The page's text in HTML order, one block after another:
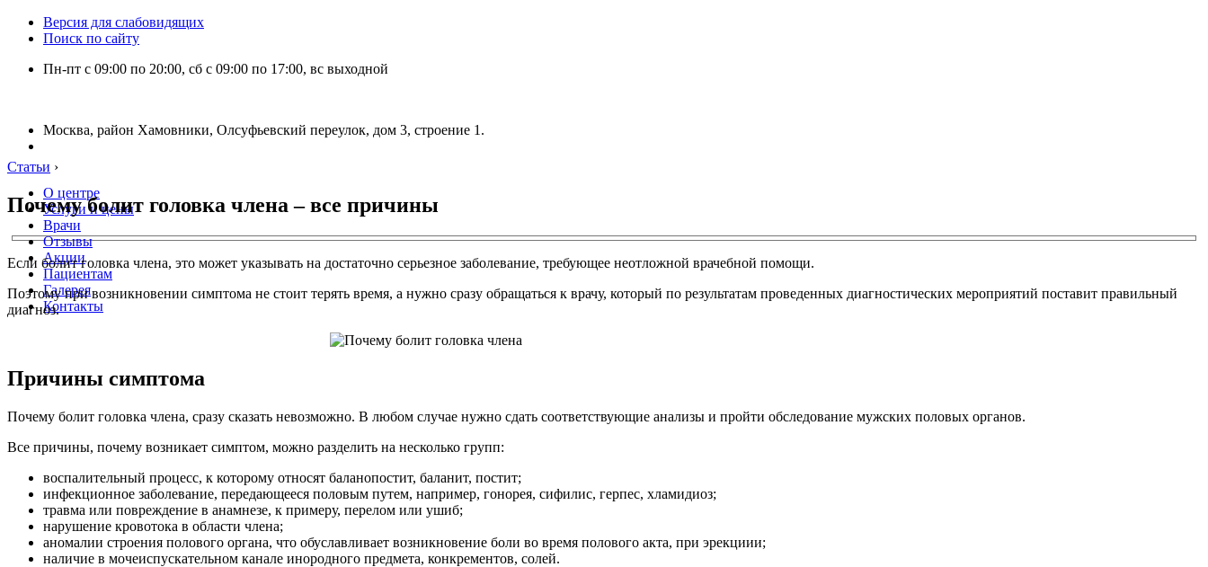
Версия для слабовидящих
Поиск по сайту
Пн-пт с 09:00 по 20:00, сб с 09:00 по 17:00, вс выходной
Москва, район Хамовники, Олсуфьевский переулок, дом 3, строение 1.
О центре
Услуги и цены
Врачи
Отзывы
Акции
Пациентам
Галерея
Контакты
Статьи ›
Почему болит головка члена – все причины
Если болит головка члена, это может указывать на достаточно серьезное заболевание, требующее неотложной врачебной помощи.
Поэтому при возникновении симптома не стоит терять время, а нужно сразу обращаться к врачу, который по результатам проведенных диагностических мероприятий поставит правильный
диагноз.
Причины симптома
Почему болит головка члена, сразу сказать невозможно. В любом случае нужно сдать соответствующие анализы и пройти обследование мужских половых органов.
Все причины, почему возникает симптом, можно разделить на несколько групп:
воспалительный процесс, к которому относят баланопостит, баланит, постит;
инфекционное заболевание, передающееся половым путем, например, гонорея, сифилис, герпес, хламидиоз;
травма или повреждение в анамнезе, к примеру, перелом или ушиб;
нарушение кровотока в области члена;
аномалии строения полового органа, что обуславливает возникновение боли во время полового акта, при эрекциии;
наличие в мочеиспускательном канале инородного предмета, конкрементов, солей.